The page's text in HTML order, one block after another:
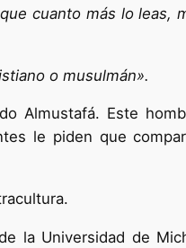
cuanto más lo leas,
o musulmán».
Almustafá. Este
le piden que
la Universidad de